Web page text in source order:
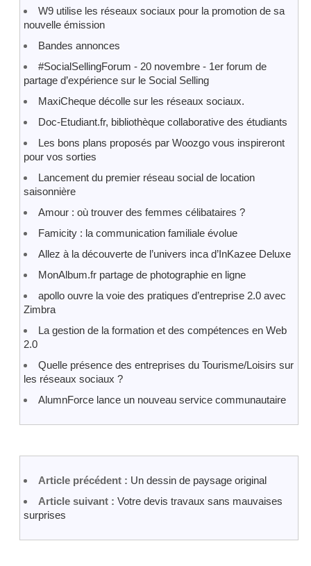
W9 utilise les réseaux sociaux pour la promotion de sa
nouvelle émission
Bandes annonces
#SocialSellingForum - 20 novembre - 1er forum de
partage d’expérience sur le Social Selling
MaxiCheque décolle sur les réseaux sociaux.
Doc-Etudiant.fr, bibliothèque collaborative des étudiants
Les bons plans proposés par Woozgo vous inspireront
pour vos sorties
Lancement du premier réseau social de location
saisonnière
Amour : où trouver des femmes célibataires ?
Famicity : la communication familiale évolue
Allez à la découverte de l’univers inca d’InKazee Deluxe
MonAlbum.fr partage de photographie en ligne
apollo ouvre la voie des pratiques d’entreprise 2.0 avec
Zimbra
La gestion de la formation et des compétences en Web
2.0
Quelle présence des entreprises du Tourisme/Loisirs sur
les réseaux sociaux ?
AlumnForce lance un nouveau service communautaire
Article précédent : Un dessin de paysage original
Article suivant : Votre devis travaux sans mauvaises
surprises